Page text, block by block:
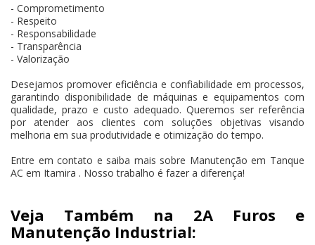
- Comprometimento
- Respeito
- Responsabilidade
- Transparência
- Valorização
Desejamos promover eficiência e confiabilidade em processos,
garantindo disponibilidade de máquinas e equipamentos com
qualidade, prazo e custo adequado. Queremos ser referência
por atender aos clientes com soluções objetivas visando
melhoria em sua produtividade e otimização do tempo.
Entre em contato e saiba mais sobre Manutenção em Tanque
AC em Itamira . Nosso trabalho é fazer a diferença!
Veja Também na 2A Furos e
Manutenção Industrial: